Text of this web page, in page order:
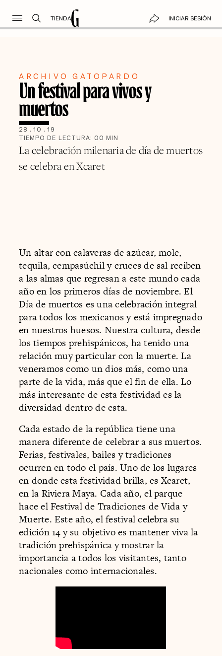
TIENDA INICIAR SESIÓN
ARCHIVO GATOPARDO
Un festival para vivos y
muertos
28 . 10 . 19
TIEMPO DE LECTURA: 00 MIN
La celebración milenaria de día de muertos
se celebra en Xcaret
Un altar con calaveras de azúcar, mole,
tequila, cempasúchil y cruces de sal reciben
a las almas que regresan a este mundo cada
año en los primeros días de noviembre. El
Día de muertos es una celebración integral
para todos los mexicanos y está impregnado
en nuestros huesos. Nuestra cultura, desde
los tiempos prehispánicos, ha tenido una
relación muy particular con la muerte. La
veneramos como un dios más, como una
parte de la vida, más que el fin de ella. Lo
más interesante de esta festividad es la
diversidad dentro de esta.
Cada estado de la república tiene una
manera diferente de celebrar a sus muertos.
Ferias, festivales, bailes y tradiciones
ocurren en todo el país. Uno de los lugares
en donde esta festividad brilla, es Xcaret,
en la Riviera Maya. Cada año, el parque
hace el Festival de Tradiciones de Vida y
Muerte. Este año, el festival celebra su
edición 14 y su objetivo es mantener viva la
tradición prehispánica y mostrar la
importancia a todos los visitantes, tanto
nacionales como internacionales.